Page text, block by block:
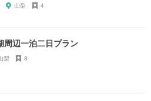
山梨 4
周辺一泊二日プラン
梨 8